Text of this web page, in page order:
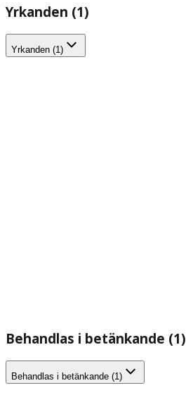
Yrkanden (1)
Yrkanden (1)
Behandlas i betänkande (1)
Behandlas i betänkande (1)